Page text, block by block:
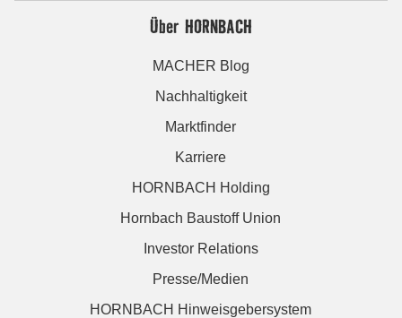
Über HORNBACH
MACHER Blog
Nachhaltigkeit
Marktfinder
Karriere
HORNBACH Holding
Hornbach Baustoff Union
Investor Relations
Presse/Medien
HORNBACH Hinweisgebersystem